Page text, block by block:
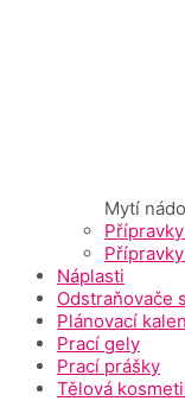
Mytí
Náplasti
Odstraňovače
Plánovací
Prací gely
Prací prášky
Tělová